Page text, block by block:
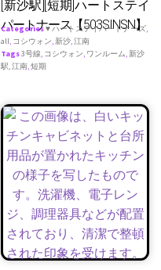
[新沙駅][短期]ハートステイ
パートナース【503SINSN】
Categories♥ ハートステイパートナーズ,
all, コシウォン,新沙,江南
Tags3号線, コシウォン, ワンルーム,新沙
駅,江南,短期